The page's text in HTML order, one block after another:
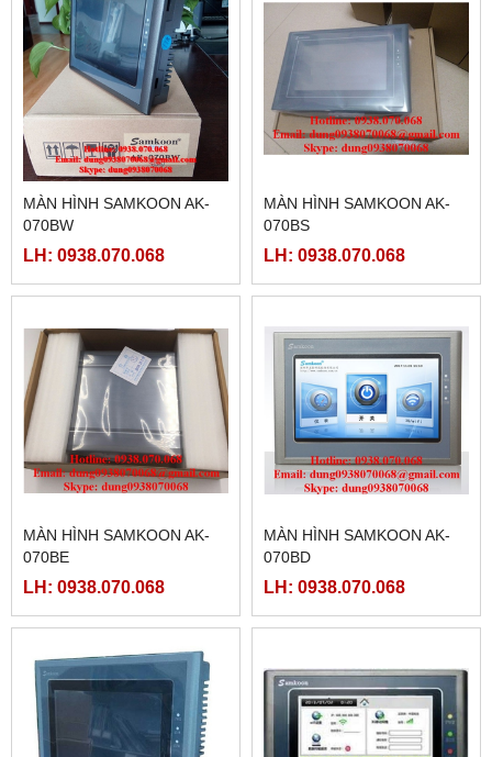
MÀN HÌNH SAMKOON AK-
070BW
LH: 0938.070.068
MÀN HÌNH SAMKOON AK-
070BS
LH: 0938.070.068
MÀN HÌNH SAMKOON AK-
070BE
LH: 0938.070.068
MÀN HÌNH SAMKOON AK-
070BD
LH: 0938.070.068